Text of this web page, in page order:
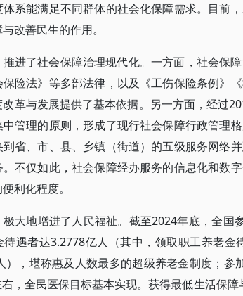
系能满足不同群体的社会化保障需求。目前
改善民生的作用。
进了社会保障治理现代化。一方面，社会保
险法》等多部法律，以及《工伤保险条例》
革与发展提供了基本依据。另一方面，经过
中管理的原则，形成了现行社会保障行政管理
到省、市、县、乡镇（街道）的五级服务网络
。不仅如此，社会保障经办服务的信息化和数
利化程度。
大地增进了人民福祉。截至2024年底，全国
待遇者达3.2778亿人（其中，领取职工养老
），堪称惠及人数最多的超级养老金制度；
，全民医保目标基本实现。获得最低生活保